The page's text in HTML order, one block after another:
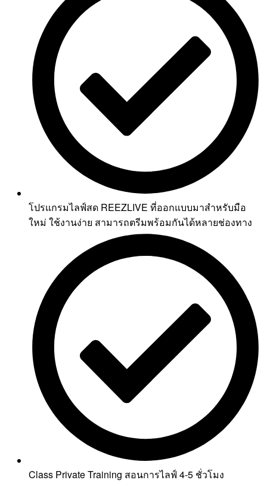
โปรแกรมไลฟ์สด REEZLIVE ที่ออกแบบมาสำหรับมือ
ใหม่ ใช้งานง่าย สามารถตรีมพร้อมกันได้หลายช่องทาง
Class Private Training สอนการไลฟ์ 4-5 ชั่วโมง